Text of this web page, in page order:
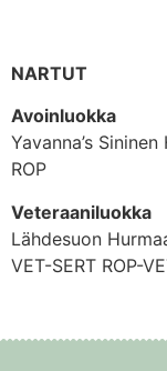
NARTUT
Avoinluokka
Yavanna’s
ROP
Veteraaniluokka
Lähdesuon
VET-SERT ROP-